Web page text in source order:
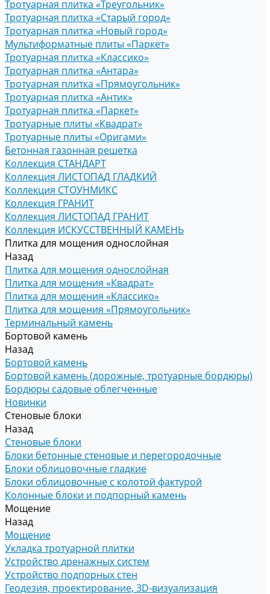
Тротуарная плитка «Треугольник»
Тротуарная плитка «Старый город»
Тротуарная плитка «Новый город»
Мультиформатные плиты «Паркет»
Тротуарная плитка «Классико»
Тротуарная плитка «Антара»
Тротуарная плитка «Прямоугольник»
Тротуарная плитка «Антик»
Тротуарная плитка «Паркет»
Тротуарные плиты «Квадрат»
Тротуарные плиты «Оригами»
Бетонная газонная решетка
Коллекция СТАНДАРТ
Коллекция ЛИСТОПАД ГЛАДКИЙ
Коллекция СТОУНМИКС
Коллекция ГРАНИТ
Коллекция ЛИСТОПАД ГРАНИТ
Коллекция ИСКУССТВЕННЫЙ КАМЕНЬ
Плитка для мощения однослойная
Назад
Плитка для мощения однослойная
Плитка для мощения «Квадрат»
Плитка для мощения «Классико»
Плитка для мощения «Прямоугольник»
Терминальный камень
Бортовой камень
Назад
Бортовой камень
Бортовой камень (дорожные, тротуарные бордюры)
Бордюры садовые облегченные
Новинки
Стеновые блоки
Назад
Стеновые блоки
Блоки бетонные стеновые и перегородочные
Блоки облицовочные гладкие
Блоки облицовочные с колотой фактурой
Колонные блоки и подпорный камень
Мощение
Назад
Мощение
Укладка тротуарной плитки
Устройство дренажных систем
Устройство подпорных стен
Геодезия, проектирование, 3D-визуализация